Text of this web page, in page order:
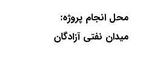
محل انجام پروژه:
میدان نفتی آزادگان